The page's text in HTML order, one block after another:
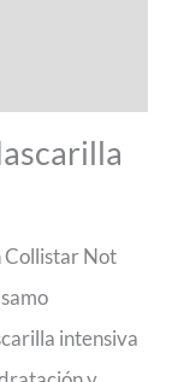
Collistar Not
intensiva